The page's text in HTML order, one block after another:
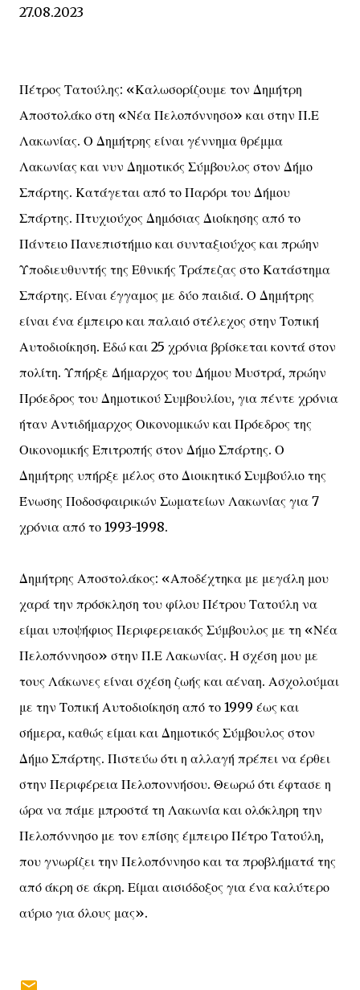
27.08.2023
Πέτρος Τατούλης: «Καλωσορίζουμε τον Δημήτρη
Αποστολάκο στη «Νέα Πελοπόννησο» και στην Π.Ε
Λακωνίας. Ο Δημήτρης είναι γέννημα θρέμμα
Λακωνίας και νυν Δημοτικός Σύμβουλος στον Δήμο
Σπάρτης. Κατάγεται από το Παρόρι του Δήμου
Σπάρτης. Πτυχιούχος Δημόσιας Διοίκησης από το
Πάντειο Πανεπιστήμιο και συνταξιούχος και πρώην
Υποδιευθυντής της Εθνικής Τράπεζας στο Κατάστημα
Σπάρτης. Είναι έγγαμος με δύο παιδιά. Ο Δημήτρης
είναι ένα έμπειρο και παλαιό στέλεχος στην Τοπική
Αυτοδιοίκηση. Εδώ και 25 χρόνια βρίσκεται κοντά στον
πολίτη. Υπήρξε Δήμαρχος του Δήμου Μυστρά, πρώην
Πρόεδρος του Δημοτικού Συμβουλίου, για πέντε χρόνια
ήταν Αντιδήμαρχος Οικονομικών και Πρόεδρος της
Οικονομικής Επιτροπής στον Δήμο Σπάρτης. Ο
Δημήτρης υπήρξε μέλος στο Διοικητικό Συμβούλιο της
Ένωσης Ποδοσφαιρικών Σωματείων Λακωνίας για 7
χρόνια από το 1993-1998.
Δημήτρης Αποστολάκος: «Αποδέχτηκα με μεγάλη μου
χαρά την πρόσκληση του φίλου Πέτρου Τατούλη να
είμαι υποψήφιος Περιφερειακός Σύμβουλος με τη «Νέα
Πελοπόννησο» στην Π.Ε Λακωνίας. Η σχέση μου με
τους Λάκωνες είναι σχέση ζωής και αέναη. Ασχολούμαι
με την Τοπική Αυτοδιοίκηση από το 1999 έως και
σήμερα, καθώς είμαι και Δημοτικός Σύμβουλος στον
Δήμο Σπάρτης. Πιστεύω ότι η αλλαγή πρέπει να έρθει
στην Περιφέρεια Πελοποννήσου. Θεωρώ ότι έφτασε η
ώρα να πάμε μπροστά τη Λακωνία και ολόκληρη την
Πελοπόννησο με τον επίσης έμπειρο Πέτρο Τατούλη,
που γνωρίζει την Πελοπόννησο και τα προβλήματά της
από άκρη σε άκρη. Είμαι αισιόδοξος για ένα καλύτερο
αύριο για όλους μας».